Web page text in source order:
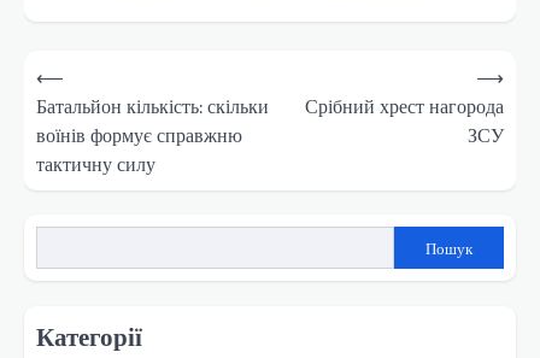
Навігація
записів
⟵
Батальйон кількість: скільки
воїнів формує справжню
тактичну силу
Срібний хрест нагорода
ЗСУ
⟶
Пошук
Категорії